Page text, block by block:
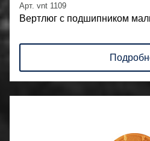
Арт. vnt 1109
Вертлюг с подшипником